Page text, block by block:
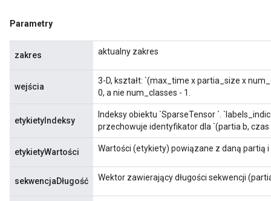
Parametry
zakres aktualny zakres
wejścia
3-D, kształt: `(max_time x partia_size x
0, a nie num_classes - 1.
etykietyIndeksy
Indeksy obiektu `SparseTensor`.
przechowuje identyfikator dla `(partia b, czas
etykietyWartości Wartości (etykiety) powiązane z daną partią
sekwencjaDługość Wektor zawierający długości sekwencji